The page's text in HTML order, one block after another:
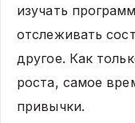
изучать
отслеживать
другое. Как
роста, самое
привычки.